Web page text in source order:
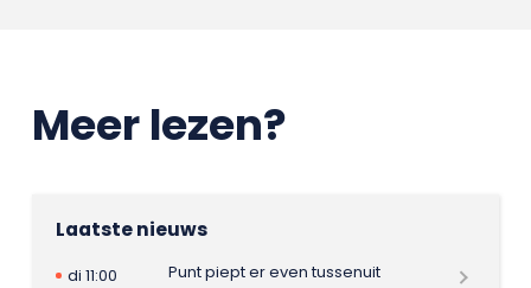
Meer lezen?
Laatste nieuws
di 11:00
Punt piept er even tussenuit